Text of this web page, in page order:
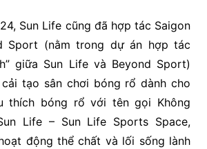
Sun Life cũng đã hợp tác Saigon
Sport (nằm trong dự án hợp tác
giữa Sun Life và Beyond Sport)
tạo sân chơi bóng rổ dành cho
thích bóng rổ với tên gọi Không
Life – Sun Life Sports Space,
động thể chất và lối sống lành